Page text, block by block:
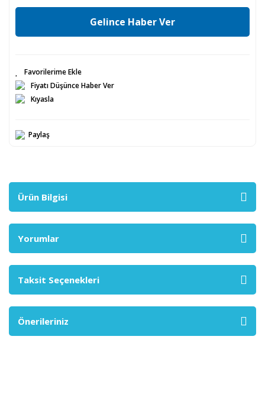
Gelince Haber Ver
Fiyatı Düşünce Haber Ver
Kıyasla
Paylaş
Ürün Bilgisi
Yorumlar
Taksit Seçenekleri
Önerileriniz